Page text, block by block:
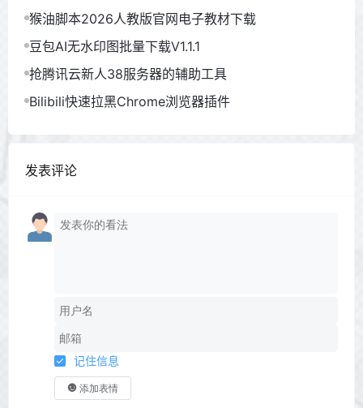
猴油脚本2026人教版官网电子教材下载
豆包AI无水印图批量下载V1.1.1
抢腾讯云新人38服务器的辅助工具
Bilibili快速拉黑Chrome浏览器插件
发表评论
记住信息
添加表情